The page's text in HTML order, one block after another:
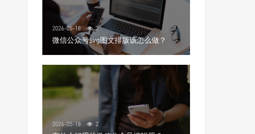
2026-05-18 2
微信公众号svg图文排版该怎么做？
2026-05-18 2